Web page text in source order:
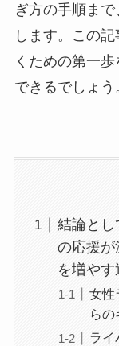
ぎ方の手順ま
します。この
くための第一
できるでしょう
結論とし
の応援が
を増や
女性
ら
ライ